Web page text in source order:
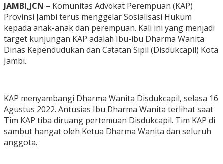
JAMBI,JCN – Komunitas Advokat Perempuan (KAP)
Provinsi Jambi terus menggelar Sosialisasi Hukum
kepada anak-anak dan perempuan. Kali ini yang menjadi
target kunjungan KAP adalah Ibu-ibu Dharma Wanita
Dinas Kependudukan dan Catatan Sipil (Disdukcapil) Kota
Jambi.
KAP menyambangi Dharma Wanita Disdukcapil, selasa 16
Agustus 2022. Antusias Ibu Dharma Wanita terlihat saat
Tim KAP tiba diruang pertemuan Disdukcapil. Tim KAP di
sambut hangat oleh Ketua Dharma Wanita dan seluruh
anggota.